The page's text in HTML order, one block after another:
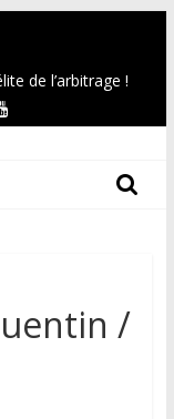
de l’arbitrage !
/